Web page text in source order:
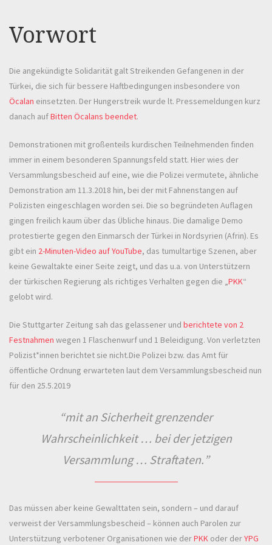
Vorwort
Die angekündigte Solidarität galt Streikenden Gefangenen in der
Türkei, die sich für bessere Haftbedingungen insbesondere von
Öcalan einsetzten. Der Hungerstreik wurde lt. Pressemeldungen kurz
danach aufBitten Öcalans beendet.
Demonstrationen mit großenteils kurdischen Teilnehmenden finden
immer in einem besonderen Spannungsfeld statt. Hier wies der
Versammlungsbescheid auf eine, wie die Polizei vermutete, ähnliche
Demonstration am 11.3.2018 hin, bei der mit Fahnenstangen auf
Polizisten eingeschlagen worden sei. Die so begründeten Auflagen
gingen freilich kaum über das Übliche hinaus. Die damalige Demo
protestierte gegen den Einmarsch der Türkei in Nordsyrien (Afrin). Es
gibt ein 2-Minuten-Video auf YouTube, das tumultartige Szenen, aber
keine Gewaltakte einer Seite zeigt, und das u.a. von Unterstützern
der türkischen Regierung als richtiges Verhalten gegen die „PKK“
gelobt wird.
Die Stuttgarter Zeitung sah das gelassener und berichtete von 2
Festnahmen wegen 1 Flaschenwurf und 1 Beleidigung. Von verletzten
Polizist*innen berichtet sie nicht.Die Polizei bzw. das Amt für
öffentliche Ordnung erwarteten laut dem Versammlungsbescheid nun
für den 25.5.2019
mit an Sicherheit grenzender
Wahrscheinlichkeit … bei der jetzigen
Versammlung … Straftaten.
Das müssen aber keine Gewalttaten sein, sondern – und darauf
verweist der Versammlungsbescheid – können auch Parolen zur
Unterstützung verbotener Organisationen wie derPKK oder derYPG